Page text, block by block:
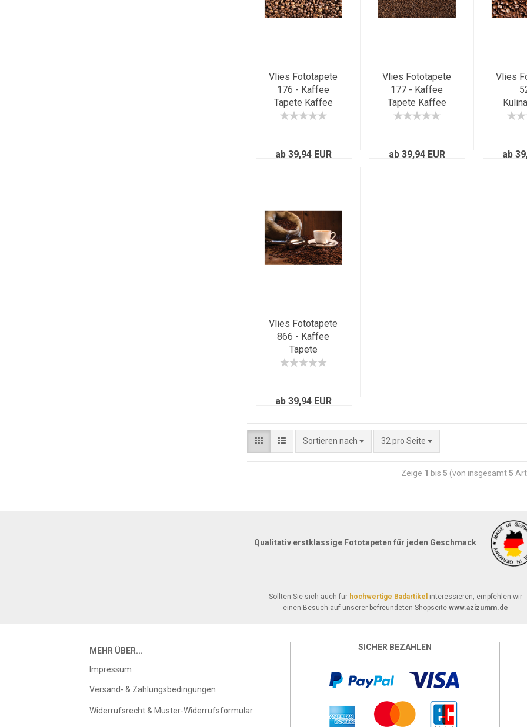
Vlies Fototapete
176 - Kaffee
Tapete Kaffee
Kaffeebohnen
ab 39,94 EUR
Vlies Fototapete
177 - Kaffee
Tapete Kaffee
Kaffeebohnen
ab 39,94 EUR
Vlies
ab
Vlies Fototapete
866 - Kaffee
Tapete
Kaffeetasse
Bohne Schaufel
ab 39,94 EUR
Sortieren nach 32 pro Seite
Zeige 1 bis 5 (von insgesamt5
Qualitativ erstklassige Fototapeten für jeden Geschmack
Sollten Sie sich auch für hochwertige Badartikel interessieren, empfehlen wir
einen Besuch auf unserer befreundeten Shopseite www.azizumm.de
MEHR ÜBER...
Impressum
Versand- & Zahlungsbedingungen
Widerrufsrecht & Muster-Widerrufsformular
SICHER BEZAHLEN